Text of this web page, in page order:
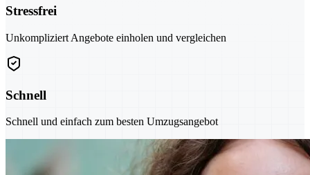
Stressfrei
Unkompliziert Angebote einholen und vergleichen
Schnell
Schnell und einfach zum besten Umzugsangebot